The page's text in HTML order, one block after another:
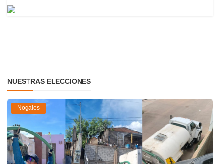
NUESTRAS ELECCIONES
Nogales